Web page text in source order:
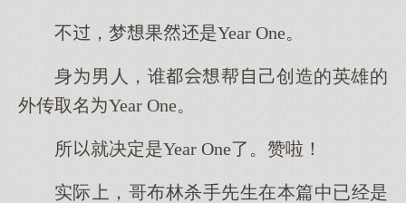
不，梦果是Year One。
身男人，谁帮己创造的英雄的
外传取名Year One。
所就决定是Year One了。赞啦！
实际，哥布林杀手先生在本篇中已经是